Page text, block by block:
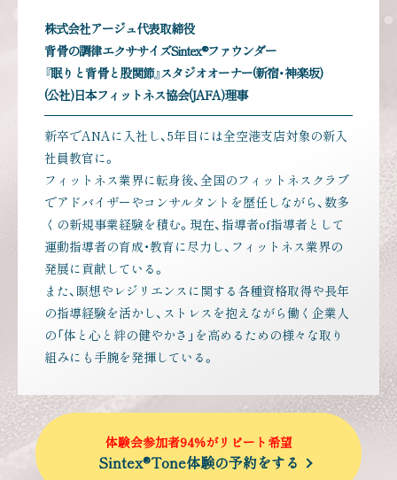
株式会社アージュ代表取締役
背骨の調律エクササイズSintex®ファウンダー
『眠りと背骨と股関節』スタジオオーナー(新宿・神楽坂)
(公社)日本フィットネス協会(JAFA)理事
新卒でANAに入社し、5年目には全空港支店対象の新入
社員教官に。
フィットネス業界に転身後、全国のフィットネスクラブ
でアドバイザーやコンサルタントを歴任しながら、数多
くの新規事業経験を積む。現在、指導者of指導者として
運動指導者の育成・教育に尽力し、フィットネス業界の
発展に貢献している。
また、瞑想やレジリエンスに関する各種資格取得や長年
の指導経験を活かし、ストレスを抱えながら働く企業人
の「体と心と絆の健やかさ」を高めるための様々な取り
組みにも手腕を発揮している。
体験会参加者94%がリピート希望
Sintex®Tone体験の予約をする